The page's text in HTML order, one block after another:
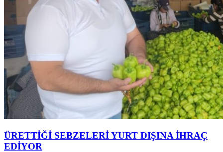
ÜRETTİĞİ SEBZELERİ YURT DIŞINA İHRAÇ
EDİYOR